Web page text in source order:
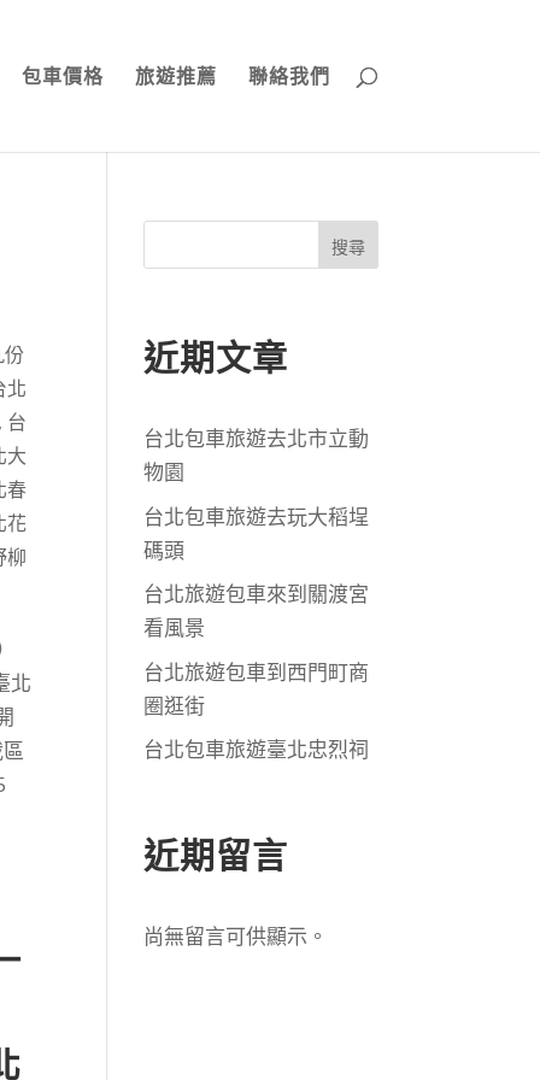
包車價格 旅遊推薦 聯絡我們
北
, 台
大
春
花
柳
北
搜尋
近期文章
台北包車旅遊去北市立動
物園
台北包車旅遊去玩大稻埕
碼頭
台北旅遊包車來到關渡宮
看風景
台北旅遊包車到西門町商
圈逛街
台北包車旅遊臺北忠烈祠
近期留言
尚無留言可供顯示。